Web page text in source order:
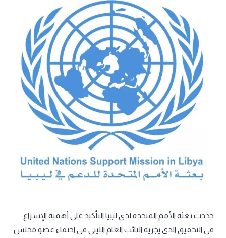
جددت بعثة الأمم المتحدة لدى ليبيا التأكيد على أهمية الإسراع
في التحقيق الذي يجريه النائب العام الليبي في اختفاء عضو مجلس